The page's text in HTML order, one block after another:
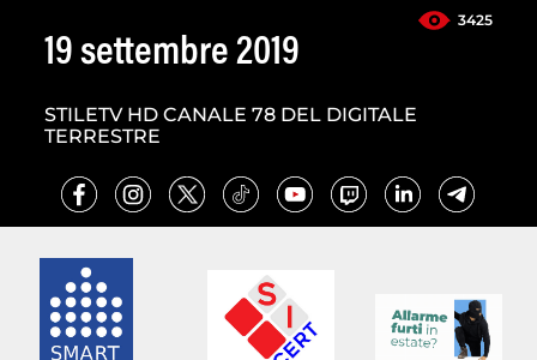
3425
19 settembre 2019
STILETV HD CANALE 78 DEL DIGITALE
TERRESTRE